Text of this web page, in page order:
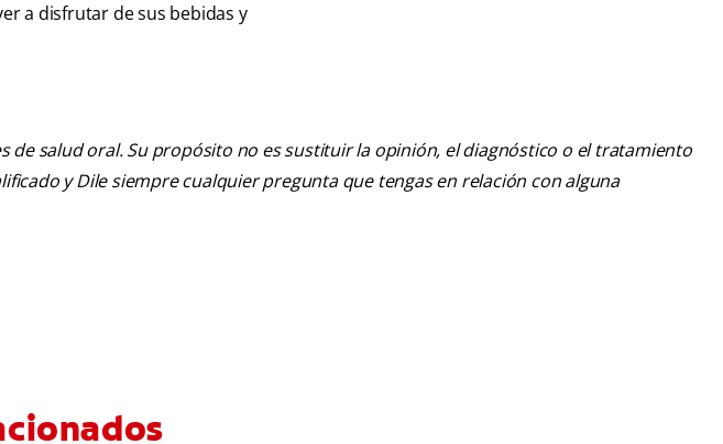
a disfrutar de sus bebidas y
salud oral. Su propósito no es sustituir la opinión, el diagnóstico o el tratamiento
y Dile siempre cualquier pregunta que tengas en relación con alguna